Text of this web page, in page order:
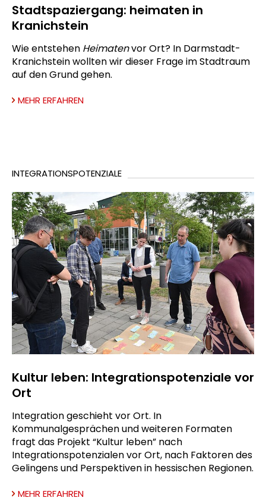
Stadtspaziergang: heimaten in
Kranichstein
Wie entstehen Heimatenvor Ort? In Darmstadt-
Kranichstein wollten wir dieser Frage im Stadtraum
auf den Grund gehen.
MEHR ERFAHREN
INTEGRATIONSPOTENZIALE
Kultur leben: Integrationspotenziale vor
Ort
Integration geschieht vor Ort. In
Kommunalgesprächen und weiteren Formaten
fragt das Projekt “Kultur leben” nach
Integrationspotenzialen vor Ort, nach Faktoren des
Gelingens und Perspektiven in hessischen Regionen.
MEHR ERFAHREN